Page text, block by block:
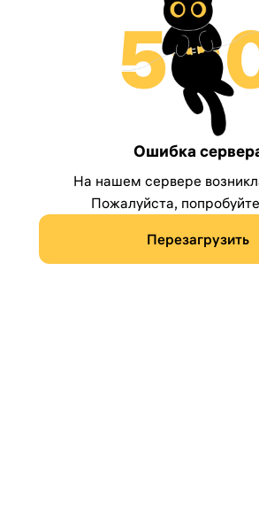
Ошибка
На нашем сервере
Пожалуйста,
Перезагрузить